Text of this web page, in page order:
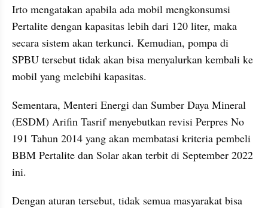
Irto mengatakan apabila ada mobil mengkonsumsi
Pertalite dengan kapasitas lebih dari 120 liter, maka
secara sistem akan terkunci. Kemudian, pompa di
SPBU tersebut tidak akan bisa menyalurkan kembali ke
mobil yang melebihi kapasitas.
Sementara, Menteri Energi dan Sumber Daya Mineral
(ESDM) Arifin Tasrif menyebutkan revisi Perpres No
191 Tahun 2014 yang akan membatasi kriteria pembeli
BBM Pertalite dan Solar akan terbit di September 2022
ini.
Dengan aturan tersebut, tidak semua masyarakat bisa